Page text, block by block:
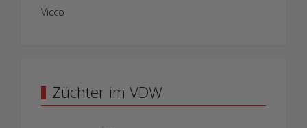
Vicco
Züchter im VDW